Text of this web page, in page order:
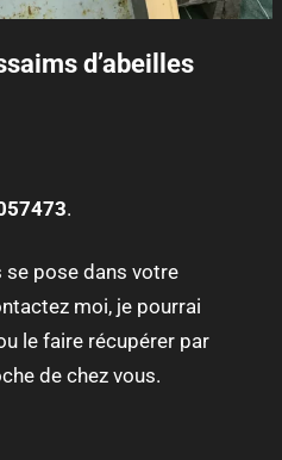
d’abeilles
.
se pose dans votre
moi, je pourrai
le faire récupérer par
de chez vous.